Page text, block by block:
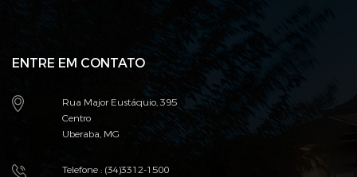
ENTRE EM CONTATO
Rua Major Eustáquio, 395
Centro
Uberaba, MG
Telefone : (34)3312-1500